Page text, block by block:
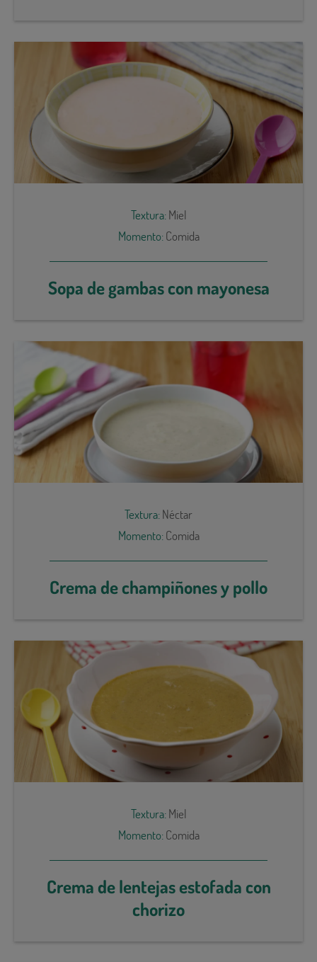
Textura:Miel
Momento:Comida
Sopa de gambas con mayonesa
Textura:Néctar
Momento:Comida
Crema de champiñones y pollo
Textura:Miel
Momento:Comida
Crema de lentejas estofada con
chorizo